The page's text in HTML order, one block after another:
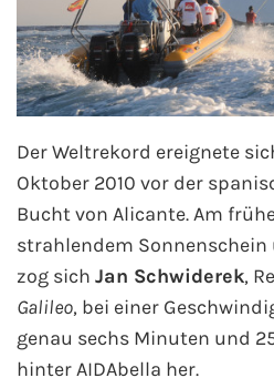
Cunard Line
Hurtigruten
Norwegian Cruise Line
Royal Caribbean International
PLANTOURS Kreuzfahrten
Alle Reedereien
Der Weltrekord ereignete
Oktober 2010 vor der
Bucht von Alicante. Am
strahlendem Sonnenschein
zog sich Jan Schwiderek,
Galileo, bei einer
genau sechs Minuten und
hinter AIDAbella her.